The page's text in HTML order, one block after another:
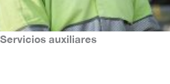
Servicios auxiliares